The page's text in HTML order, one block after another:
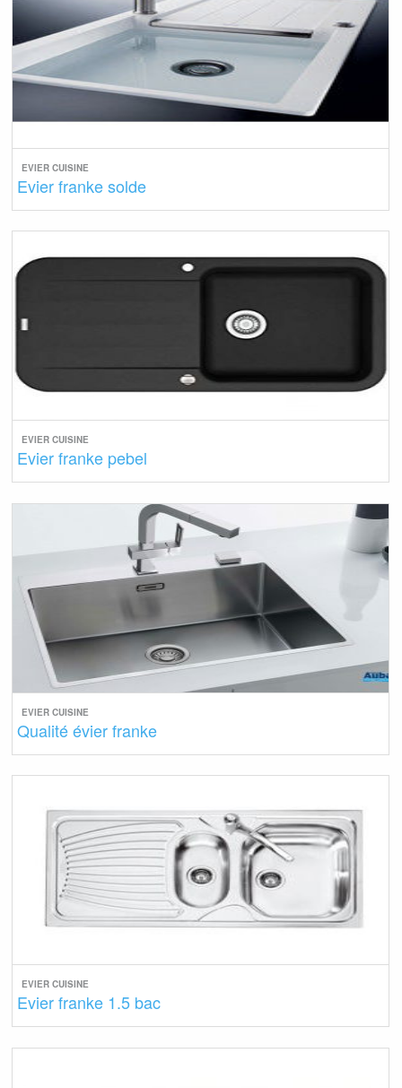
EVIER CUISINE
Evier franke solde
EVIER CUISINE
Evier franke pebel
EVIER CUISINE
Qualité évier franke
EVIER CUISINE
Evier franke 1.5 bac